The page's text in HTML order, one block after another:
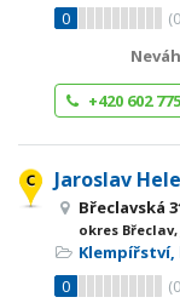
0
(0
+420 602
Jaroslav
Břeclavská
okres
0
(0